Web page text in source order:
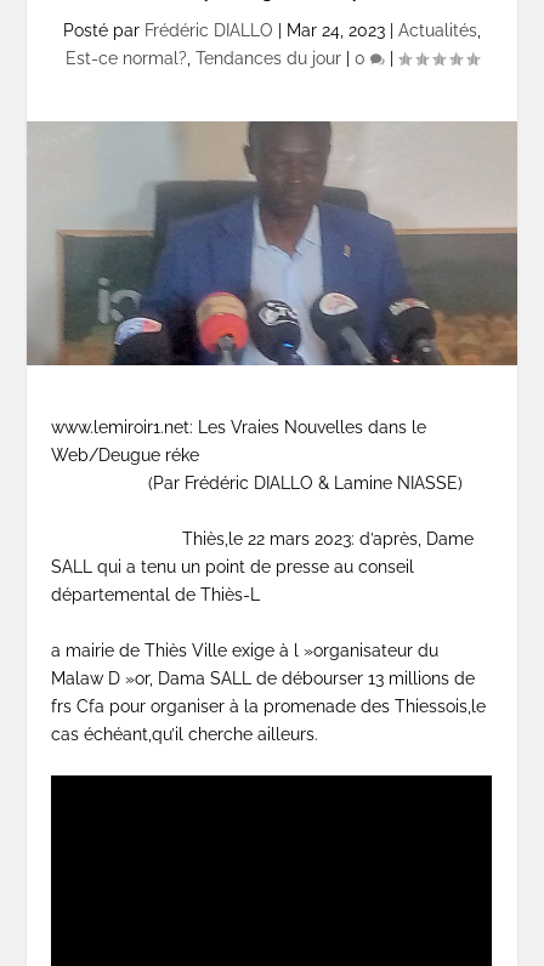
Posté par Frédéric DIALLO Mar 24, 2023 Actualités
Est-ce normal? Tendances du jour 0
www.lemiroir1.net: Les Vraies Nouvelles dans le
Web/Deugue réke
(Par Frédéric DIALLO & Lamine NIASSE)
Thiès,le 22 mars 2023: d’après, Dame
SALL qui a tenu un point de presse au conseil
départemental de Thiès-L
a mairie de Thiès Ville exige à l »organisateur du
Malaw D »or, Dama SALL de débourser 13 millions de
frs Cfa pour organiser à la promenade des Thiessois,le
cas échéant,qu’il cherche ailleurs.